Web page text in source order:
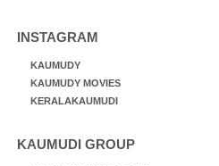
INSTAGRAM
KAUMUDY
KAUMUDY MOVIES
KERALAKAUMUDI
KAUMUDI GROUP